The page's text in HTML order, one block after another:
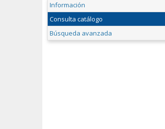
Información
Consulta catálogo
Búsqueda avanzada